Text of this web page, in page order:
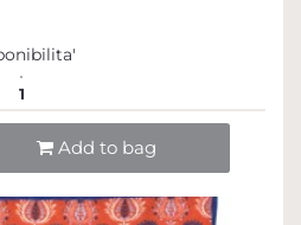
1
Add to bag